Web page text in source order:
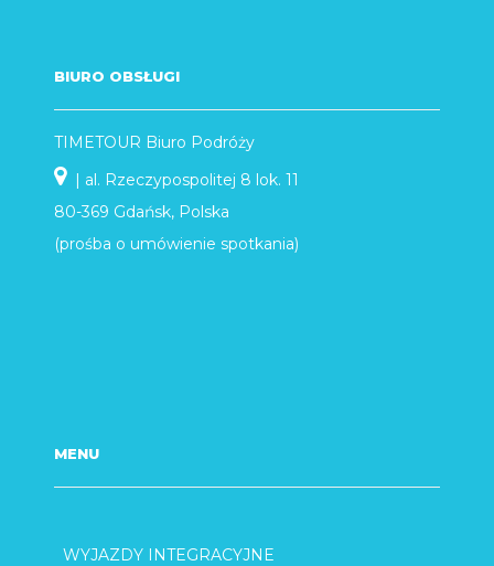
BIURO OBSŁUGI
TIMETOUR Biuro Podróży
| al. Rzeczypospolitej 8 lok. 11
80-369 Gdańsk, Polska
(prośba o umówienie spotkania)
MENU
WYJAZDY INTEGRACYJNE